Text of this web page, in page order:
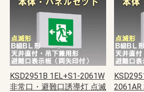
KSD2951B 1EL+S1-2061W
非常口・避難口誘導灯 点滅